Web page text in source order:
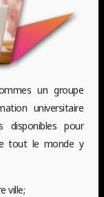
un groupe
universitaire
disponibles pour
tout le monde y
ville;